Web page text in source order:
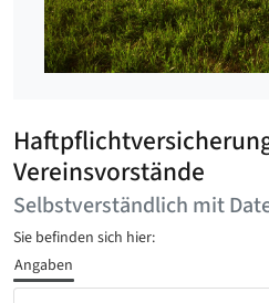
Vereinsvorstände
Selbstverständlich mit
Sie befinden sich hier:
Angaben